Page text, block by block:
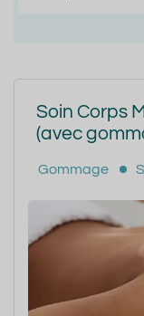
Soin Corps
(avec
Gommage